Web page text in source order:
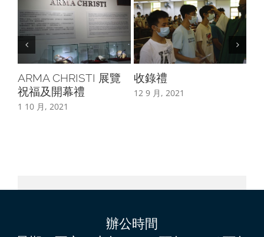
ARMA CHRISTI 展覽
祝福及開幕禮
1 10 月, 2021
收錄禮
12 9 月, 2021
辦公時間